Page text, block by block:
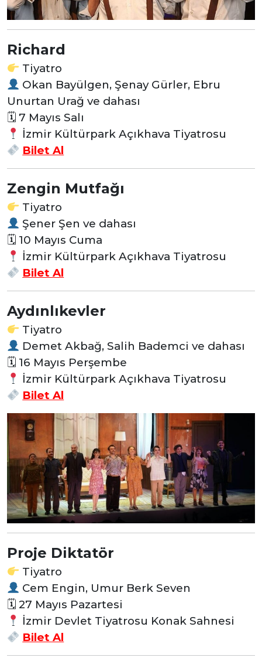
Richard
Tiyatro
Okan Bayülgen, Şenay Gürler, Ebru
Unurtan Urağ ve dahası
🗓 7 Mayıs Salı
İzmir Kültürpark Açıkhava Tiyatrosu
Bilet Al
Zengin Mutfağı
Tiyatro
Şener Şen ve dahası
🗓 10 Mayıs Cuma
İzmir Kültürpark Açıkhava Tiyatrosu
Bilet Al
Aydınlıkevler
Tiyatro
Demet Akbağ, Salih Bademci ve dahası
🗓 16 Mayıs Perşembe
İzmir Kültürpark Açıkhava Tiyatrosu
Bilet Al
Proje Diktatör
Tiyatro
Cem Engin, Umur Berk Seven
🗓 27 Mayıs Pazartesi
İzmir Devlet Tiyatrosu Konak Sahnesi
Bilet Al